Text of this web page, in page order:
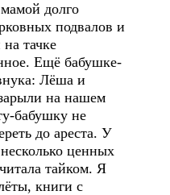
долго
подвалов и
тачке
Ещё бабушке-
Лёша и
на нашем
бабушку не
до ареста. У
ценных
тайком. Я
книги с